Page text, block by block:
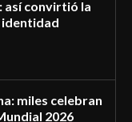
así convirtió la
identidad
miles celebran
2026